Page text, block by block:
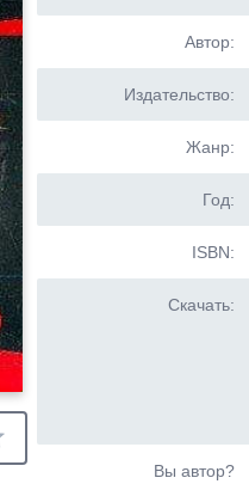
Автор:
Издательство:
Жанр:
Год:
ISBN:
Скачать:
Вы автор?